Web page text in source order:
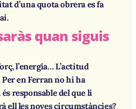
d’una quota obrera es fa
quan siguis
l’energia… L’actitud
en Ferran no hi ha
responsable del que li
ell les noves circumstàncies?